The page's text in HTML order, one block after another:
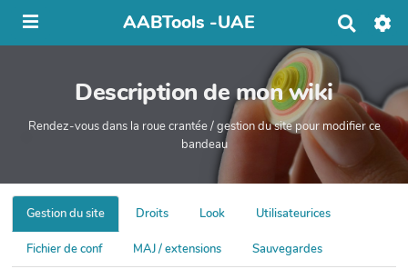
AABTools -UAE
e
r
c
r
Description de mon wiki
Rendez-vous dans la roue crantée / gestion du site pour modifier ce
bandeau
Gestion du site Droits Look Utilisateurices
Fichier de conf MAJ / extensions Sauvegardes